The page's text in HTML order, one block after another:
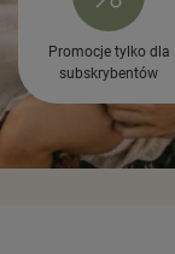
Promocje tylko dla
subskrybentów